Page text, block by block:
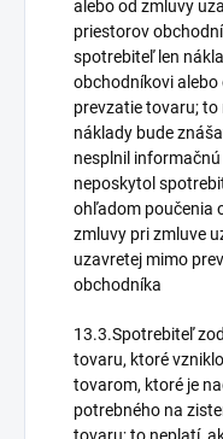
alebo od zmluvy
priestorov
spotrebiteľ len
obchodníkovi alebo
prevzatie tovaru; to
náklady bude
nesplnil
neposkytol
ohľadom poučenia
zmluvy pri zmluve
uzavretej mimo
obchodníka
13.3.Spotrebiteľ
tovaru, ktoré
tovarom, ktoré je
potrebného na